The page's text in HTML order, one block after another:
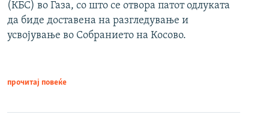
(КБС) во Газа, со што се отвора патот одлуката
да биде доставена на разгледување и
усвојување во Собранието на Косово.
прочитај повеќе